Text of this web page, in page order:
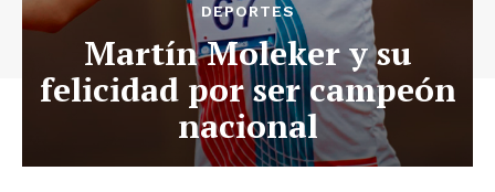
DEPORTES
Martín Moleker y su
felicidad por ser campeón
nacional